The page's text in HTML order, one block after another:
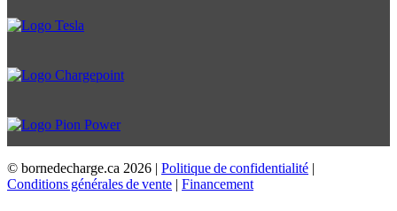
© bornedecharge.ca 2026 | Politique de confidentialité |
Conditions générales de vente | Financement